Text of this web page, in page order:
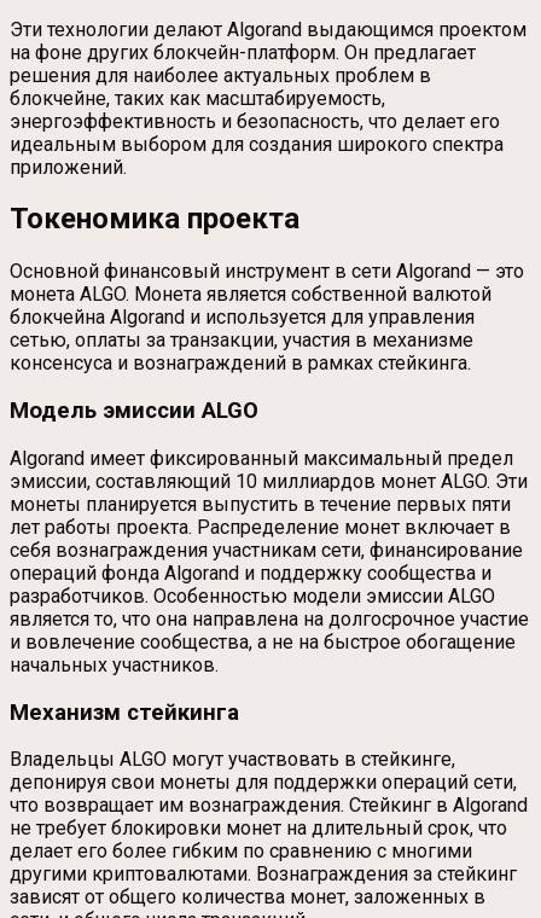
Эти технологии делают Algorand выдающимся проектом
на фоне других блокчейн-платформ. Он предлагает
решения для наиболее актуальных проблем в
блокчейне, таких как масштабируемость,
энергоэффективность и безопасность, что делает его
идеальным выбором для создания широкого спектра
приложений.
Токеномика проекта
Основной финансовый инструмент в сети Algorand — это
монета ALGO. Монета является собственной валютой
блокчейна Algorand и используется для управления
сетью, оплаты за транзакции, участия в механизме
консенсуса и вознаграждений в рамках стейкинга.
Модель эмиссии ALGO
Algorand имеет фиксированный максимальный предел
эмиссии, составляющий 10 миллиардов монет ALGO. Эти
монеты планируется выпустить в течение первых пяти
лет работы проекта. Распределение монет включает в
себя вознаграждения участникам сети, финансирование
операций фонда Algorand и поддержку сообщества и
разработчиков. Особенностью модели эмиссии ALGO
является то, что она направлена на долгосрочное участие
и вовлечение сообщества, а не на быстрое обогащение
начальных участников.
Механизм стейкинга
Владельцы ALGO могут участвовать в стейкинге,
депонируя свои монеты для поддержки операций сети,
что возвращает им вознаграждения. Стейкинг в Algorand
не требует блокировки монет на длительный срок, что
делает его более гибким по сравнению с многими
другими криптовалютами. Вознаграждения за стейкинг
зависят от общего количества монет, заложенных в